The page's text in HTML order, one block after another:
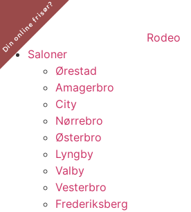
Saloner
Ørestad
Amagerbro
City
Nørrebro
Østerbro
Lyngby
Valby
Vesterbro
Frederiksberg
online frisør?